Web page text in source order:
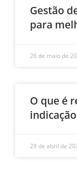
Gestão
para
26 de maio de
O que é
28 de abril de